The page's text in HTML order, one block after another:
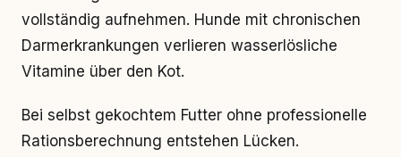
vollständig aufnehmen. Hunde mit chronischen
Darmerkrankungen verlieren wasserlösliche
Vitamine über den Kot.
Bei selbst gekochtem Futter ohne professionelle
Rationsberechnung entstehen Lücken.